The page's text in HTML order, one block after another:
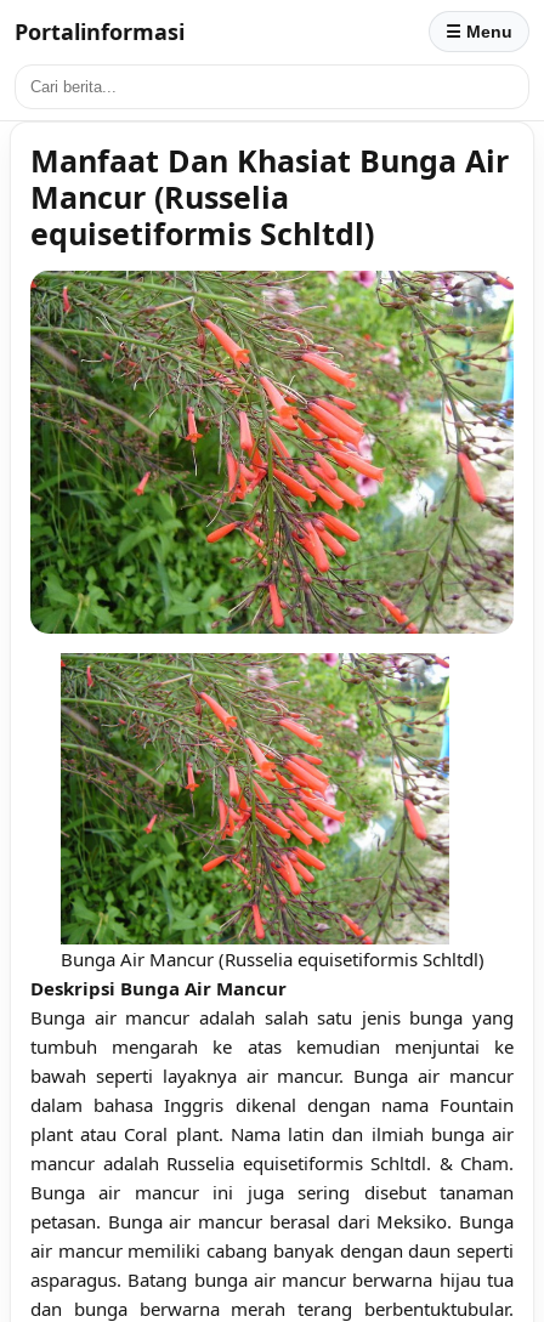
Portalinformasi ☰ Menu
Manfaat Dan Khasiat Bunga Air
Mancur (Russelia
equisetiformis Schltdl)
Bunga Air Mancur (Russelia equisetiformis Schltdl)
Deskripsi Bunga Air Mancur
Bunga air mancur adalah salah satu jenis bunga yang
tumbuh mengarah ke atas kemudian menjuntai ke
bawah seperti layaknya air mancur. Bunga air mancur
dalam bahasa Inggris dikenal dengan nama Fountain
plant atau Coral plant. Nama latin dan ilmiah bunga air
mancur adalah Russelia equisetiformis Schltdl. & Cham.
Bunga air mancur ini juga sering disebut tanaman
petasan. Bunga air mancur berasal dari Meksiko. Bunga
air mancur memiliki cabang banyak dengan daun seperti
asparagus. Batang bunga air mancur berwarna hijau tua
dan bunga berwarna merah terang berbentuktubular.